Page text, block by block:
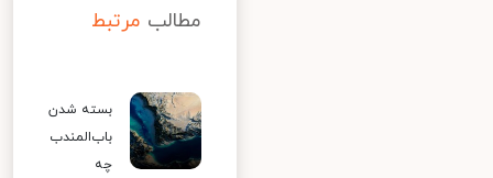
مطالب مرتبط
بسته شدن
باب‌المندب
چه